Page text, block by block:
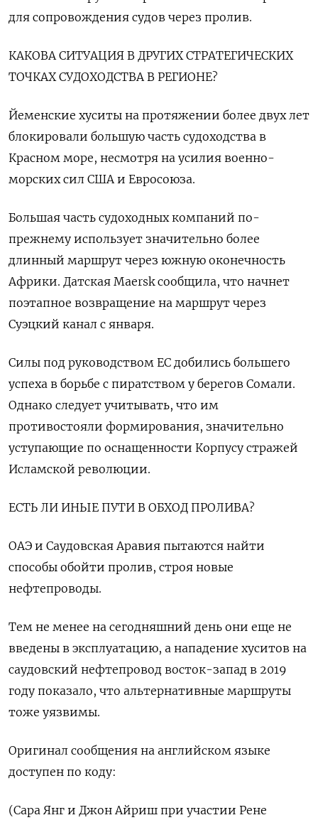
для сопровождения судов через пролив.
КАКОВА СИТУАЦИЯ В ДРУГИХ СТРАТЕГИЧЕСКИХ
ТОЧКАХ СУДОХОДСТВА В РЕГИОНЕ?
Йеменские хуситы на протяжении более двух лет
блокировали большую часть судоходства в
Красном море, несмотря на усилия военно-
морских сил США и Евросоюза.
Большая часть судоходных компаний по-
прежнему использует значительно более
‌длинный маршрут через южную оконечность
Африки. Датская Maersk сообщила, что начнет
поэтапное возвращение на маршрут через
Суэцкий канал с января.
Силы под руководством ЕС добились большего
успеха в борьбе с пиратством у берегов Сомали.
‌Однако следует учитывать, что им
противостояли формирования, значительно
уступающие по оснащенности Корпусу стражей
Исламской революции.
ЕСТЬ ЛИ ИНЫЕ ПУТИ В ОБХОД ПРОЛИВА?
ОАЭ и Саудовская Аравия пытаются найти
способы обойти пролив, строя новые
нефтепроводы.
Тем не менее на сегодняшний ​день они еще не
введены в эксплуатацию, а нападение хуситов на
саудовский нефтепровод восток-запад в 2019
году показало, что альтернативные маршруты
тоже уязвимы.
Оригинал сообщения на английском языке
‌доступен по коду:
(Сара Янг и Джон Айриш при участии Рене